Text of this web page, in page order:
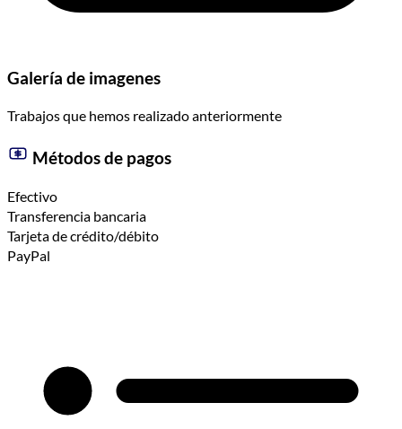
Galería de imagenes
Trabajos que hemos realizado anteriormente
Métodos de pagos
Efectivo
Transferencia bancaria
Tarjeta de crédito/débito
PayPal